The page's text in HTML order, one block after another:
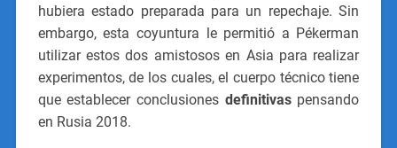
hubiera estado preparada para un repechaje. Sin
embargo, esta coyuntura le permitió a Pékerman
utilizar estos dos amistosos en Asia para realizar
experimentos, de los cuales, el cuerpo técnico tiene
que establecer conclusiones definitivaspensando
en Rusia 2018.